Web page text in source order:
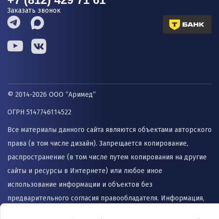
Заказать звонок
© 2014-2026 ООО “Аримед”
ОГРН 5147746114522
Все материалы данного сайта являются объектами авторского
права (в том числе дизайн). Запрещается копирование,
распространение (в том числе путем копирования на другие
сайты и ресурсы в Интернете) или любое иное
использование информации и объектов без
предварительного согласия правообладателя. Информация,